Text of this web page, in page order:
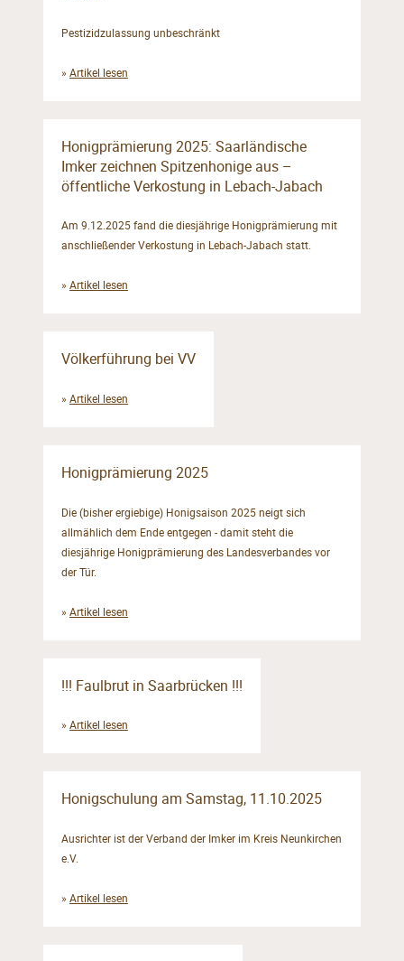
Pestizidzulassung unbeschränkt
» Artikel lesen
Honigprämierung 2025: Saarländische
Imker zeichnen Spitzenhonige aus –
öffentliche Verkostung in Lebach-Jabach
Am 9.12.2025 fand die diesjährige Honigprämierung mit
anschließender Verkostung in Lebach-Jabach statt.
» Artikel lesen
Völkerführung bei VV
» Artikel lesen
Honigprämierung 2025
Die (bisher ergiebige) Honigsaison 2025 neigt sich
allmählich dem Ende entgegen - damit steht die
diesjährige Honigprämierung des Landesverbandes vor
der Tür.
» Artikel lesen
!!! Faulbrut in Saarbrücken !!!
» Artikel lesen
Honigschulung am Samstag, 11.10.2025
Ausrichter ist der Verband der Imker im Kreis Neunkirchen
e.V.
» Artikel lesen